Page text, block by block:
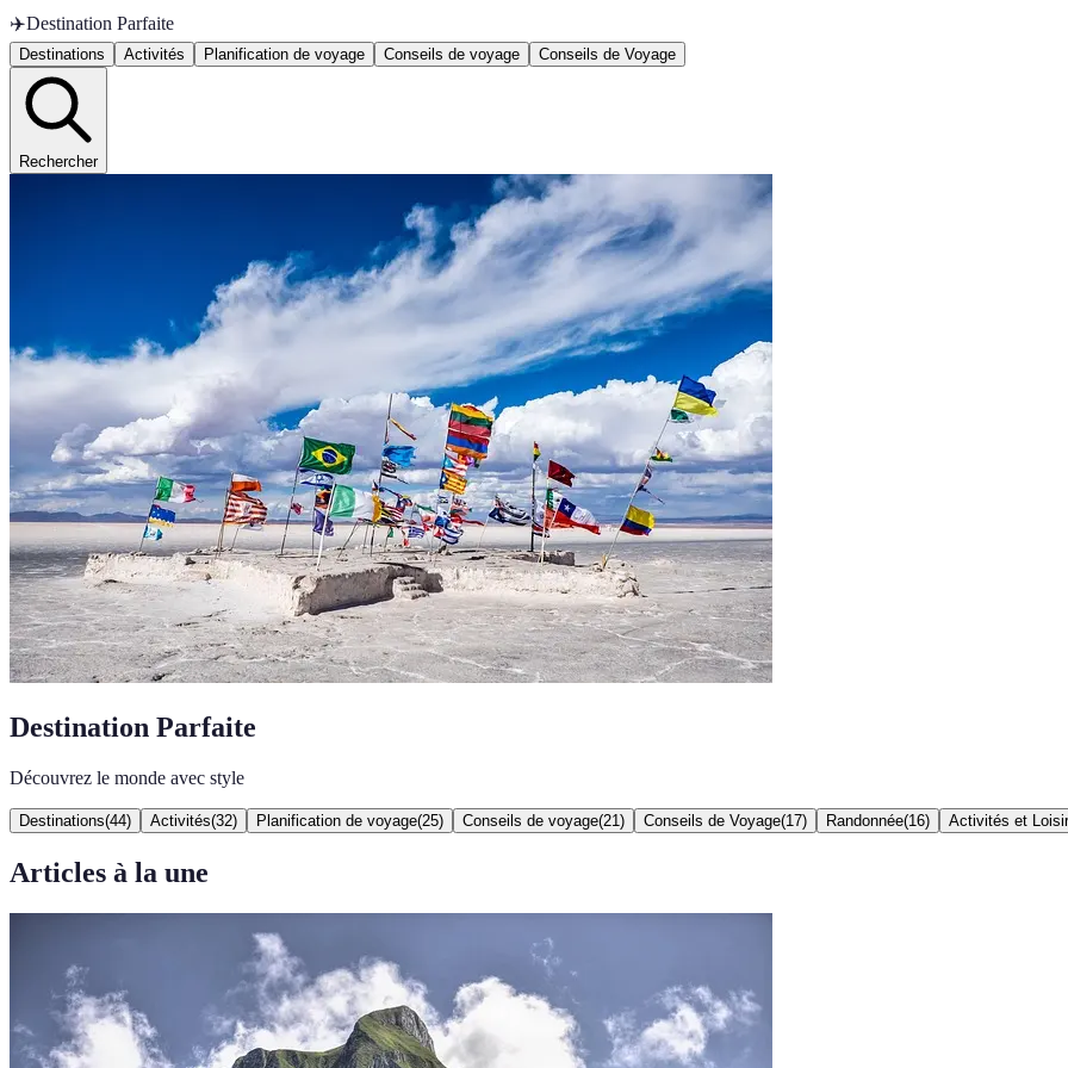
✈️Destination Parfaite
Destinations Activités Planification de voyage Conseils de voyage Conseils de Voyage
Rechercher
Destination Parfaite
Découvrez le monde avec style
Destinations(44) Activités(32) Planification de voyage(25) Conseils de voyage(21 ) Conseils de Voyage(17) Randonnée(16) Activités et
Articles à la une